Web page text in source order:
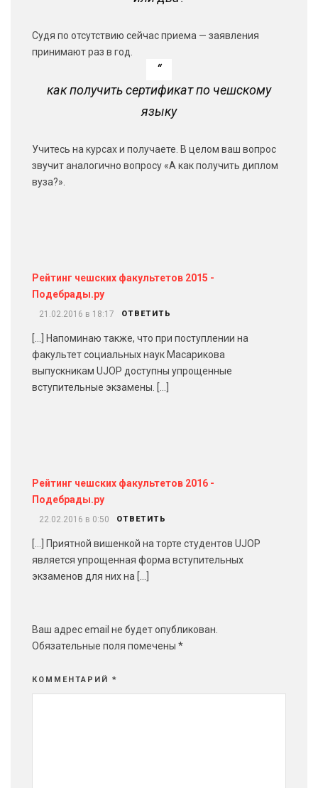
Судя по отсутствию сейчас приема — заявления
принимают раз в год.
как получить сертификат по чешскому
языку
Учитесь на курсах и получаете. В целом ваш вопрос
звучит аналогично вопросу «А как получить диплом
вуза?».
Рейтинг чешских факультетов 2015 -
Подебрады.ру
21.02.2016 в 18:17 ОТВЕТИТЬ
[…] Напоминаю также, что при поступлении на
факультет социальных наук Масарикова
выпускникам UJOP доступны упрощенные
вступительные экзамены. […]
Рейтинг чешских факультетов 2016 -
Подебрады.ру
22.02.2016 в 0:50 ОТВЕТИТЬ
[…] Приятной вишенкой на торте студентов UJOP
является упрощенная форма вступительных
экзаменов для них на […]
Ваш адрес email не будет опубликован.
Обязательные поля помечены *
КОММЕНТАРИЙ *